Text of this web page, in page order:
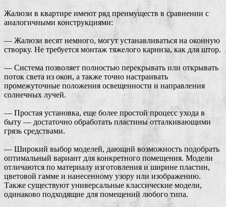
Жалюзи в квартире имеют ряд преимуществ в сравнении с
аналогичными конструкциями:
— Жалюзи весят немного, могут устанавливаться на оконную
створку. Не требуется монтаж тяжелого карниза, как для штор.
— Система позволяет полностью перекрывать или открывать
поток света из окон, а также точно настраивать
промежуточные положения освещенности и направления
солнечных лучей.
— Простая установка, еще более простой процесс ухода в
быту — достаточно обработать пластины отталкивающими
грязь средствами.
— Широкий выбор моделей, дающий возможность подобрать
оптимальный вариант для конкретного помещения. Модели
отличаются по материалу изготовления и ширине пластин,
цветовой гамме и нанесенному узору или изображению.
Также существуют универсальные классические модели,
одинаково подходящие для помещений любого типа.